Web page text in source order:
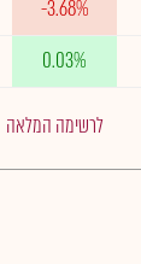
-3.68%
0.03%
לרשימה המלאה